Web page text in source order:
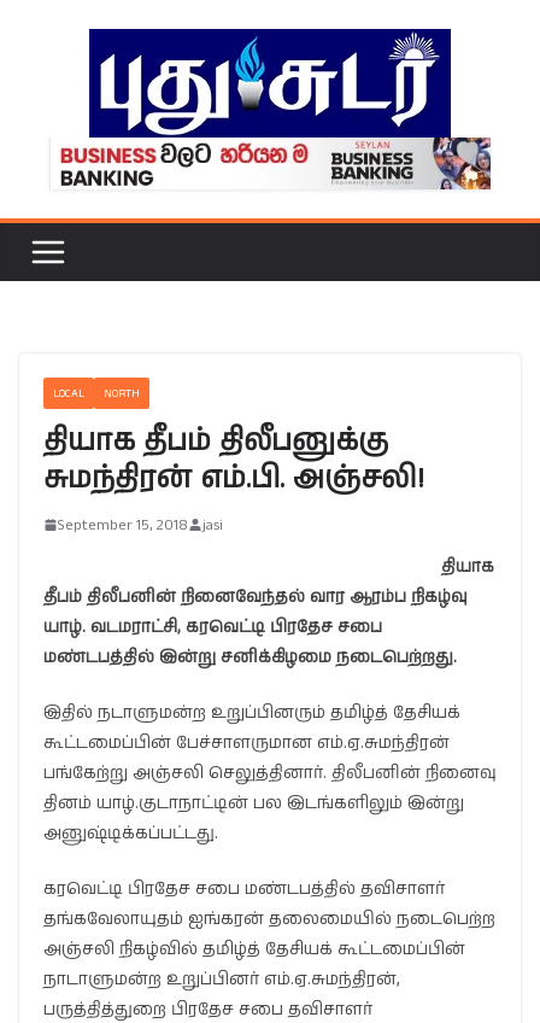
LOCAL NORTH
தியாக தீபம் திலீபனுக்கு
சுமந்திரன் எம்.பி. அஞ்சலி!
September 15, 2018 jasi
தியாக
தீபம் திலீபனின் நினைவேந்தல் வார ஆரம்ப நிகழ்வு
யாழ். வடமராட்சி, கரவெட்டி பிரதேச சபை
மண்டபத்தில் இன்று சனிக்கிழமை நடைபெற்றது.
இதில் நடாளுமன்ற உறுப்பினரும் தமிழ்த் தேசியக்
கூட்டமைப்பின் பேச்சாளருமான எம்.ஏ.சுமந்திரன்
பங்கேற்று அஞ்சலி செலுத்தினார். திலீபனின் நினைவு
தினம் யாழ்.குடாநாட்டின் பல இடங்களிலும் இன்று
அனுஷ்டிக்கப்பட்டது.
கரவெட்டி பிரதேச சபை மண்டபத்தில் தவிசாளர்
தங்கவேலாயுதம் ஐங்கரன் தலைமையில் நடைபெற்ற
அஞ்சலி நிகழ்வில் தமிழ்த் தேசியக் கூட்டமைப்பின்
நாடாளுமன்ற உறுப்பினர் எம்.ஏ.சுமந்திரன்,
பருத்தித்துறை பிரதேச சபை தவிசாளர்